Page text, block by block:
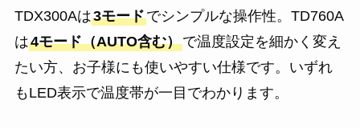
TDX300Aは3モードでシンプルな操作性。TD760A
は4モード（AUTO含む）で温度設定を細かく変え
たい方、お子様にも使いやすい仕様です。いずれ
もLED表示で温度帯が一目でわかります。